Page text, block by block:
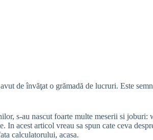
de învăţat o grămadă de lucruri. Este
s-au nascut foarte multe meserii si
In acest articol vreau sa spun cate ceva
calculatorului, acasa.